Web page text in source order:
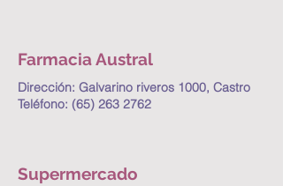
Farmacia Austral
Dirección: Galvarino riveros 1000, Castro
Teléfono: (65) 263 2762
Supermercado